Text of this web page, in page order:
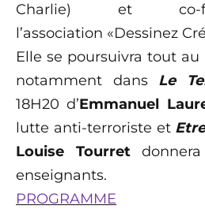
Charlie) et co-
l’association «Dessinez
Elle se poursuivra tout
notamment dans Le
18H20 d’Emmanuel
lutte anti-terroriste et
Louise Tourret
enseignants.
PROGRAMME